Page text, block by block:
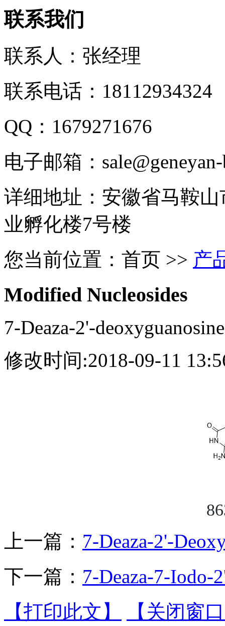
联系我们
联系人：张经理
联系电话：18112934324
QQ：1679271676
电子邮箱：
详细地址：安徽省马鞍
业孵化楼7号楼
您当前位置： 首页 >> 产
Modified Nucleosides
7-Deaza-2'-deoxyguanosine
修改时间:2018-09-11
上一篇： 7-Deaza-2'-
下一篇： 7-Deaza-7-Iodo-
【打印此文】
【关闭窗